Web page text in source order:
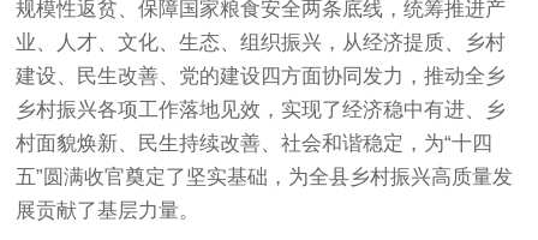
规模性返贫、保障国家粮食安全两条底线，统筹推进产
业、人才、文化、生态、组织振兴，从经济提质、乡村
建设、民生改善、党的建设四方面协同发力，推动全乡
乡村振兴各项工作落地见效，实现了经济稳中有进、乡
村面貌焕新、民生持续改善、社会和谐稳定，为“十四
五”圆满收官奠定了坚实基础，为全县乡村振兴高质量发
展贡献了基层力量。